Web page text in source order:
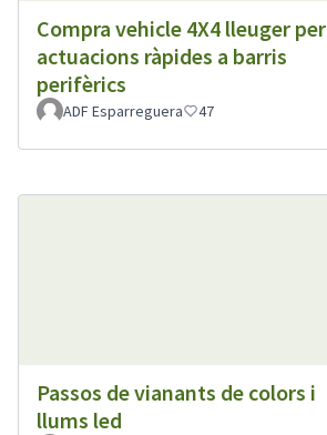
Compra vehicle 4X4 lleuger per
actuacions ràpides a barris
perifèrics
ADF Esparreguera 47
Passos de vianants de colors i
llums led